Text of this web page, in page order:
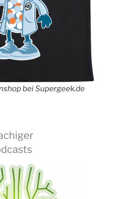
bei Supergeek.de